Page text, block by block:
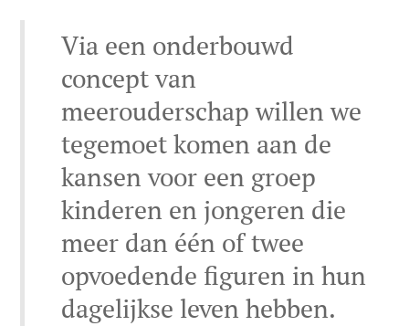
Via een onderbouwd
concept van
meerouderschap willen we
tegemoet komen aan de
kansen voor een groep
kinderen en jongeren die
meer dan één of twee
opvoedende figuren in hun
dagelijkse leven hebben.